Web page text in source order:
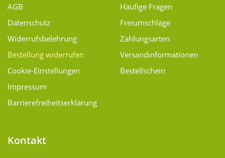
AGB
Datenschutz
Widerrufsbelehrung
Bestellung widerrufen
Cookie-Einstellungen
Impressum
Barrierefreiheitserklärung
Häufige Fragen
Freiumschläge
Zahlungsarten
Versand­informationen
Bestellschein
Kontakt